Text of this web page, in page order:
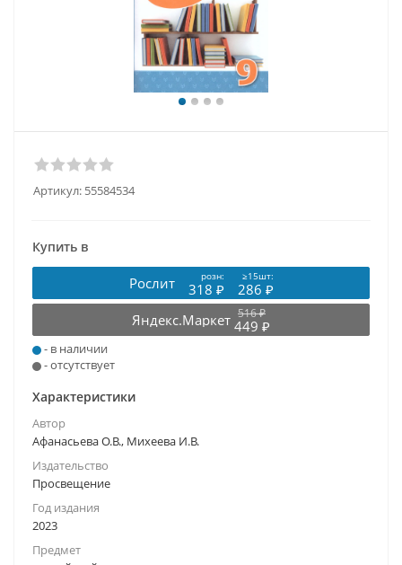
Артикул: 55584534
Купить в
Рослит розн: ≥15шт:
318 ₽
286 ₽
Яндекс.Маркет 516 ₽
449 ₽
- в наличии
- отсутствует
Характеристики
Автор
Афанасьева О.В., Михеева И.В.
Издательство
Просвещение
Год издания
2023
Предмет